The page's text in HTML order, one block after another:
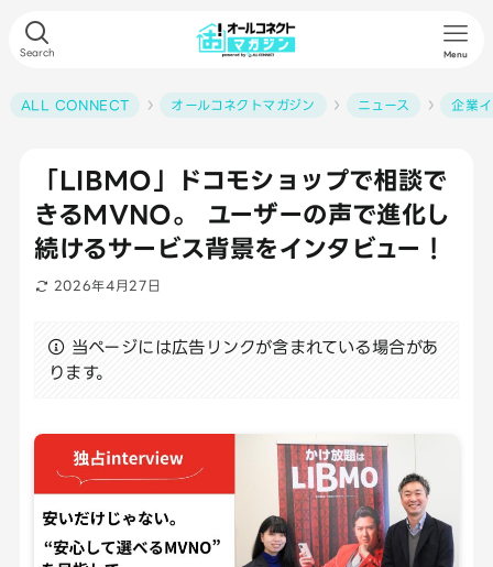
Search Menu
ALL CONNECT オールコネクトマガジン ニュース 企業
「LIBMO」ドコモショップで相談で
きるMVNO。 ユーザーの声で進化し
続けるサービス背景をインタビュー！
2026年4月27日
当ページには広告リンクが含まれている場合があ
ります。